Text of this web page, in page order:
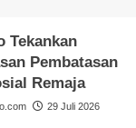
Tekankan
Pembatasan
Remaja
29 Juli 2026